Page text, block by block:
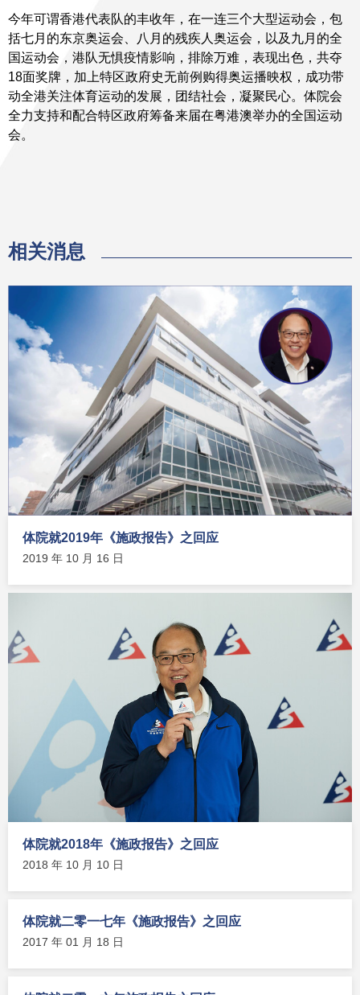
今年可谓香港代表队的丰收年，在一连三个大型运动会，包
括七月的东京奥运会、八月的残疾人奥运会，以及九月的全
国运动会，港队无惧疫情影响，排除万难，表现出色，共夺
18面奖牌，加上特区政府史无前例购得奥运播映权，成功带
动全港关注体育运动的发展，团结社会，凝聚民心。体院会
全力支持和配合特区政府筹备来届在粤港澳举办的全国运动
会。
相关消息
体院就2019年《施政报告》之回应
2019 年 10 月 16 日
体院就2018年《施政报告》之回应
2018 年 10 月 10 日
体院就二零一七年《施政报告》之回应
2017 年 01 月 18 日